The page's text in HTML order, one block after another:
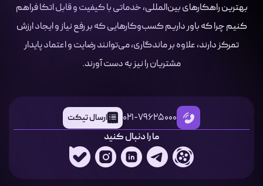
بهترین راهکارهای بین‌المللی، خدماتی با کیفیت و قابل اتکا فراهم
کنیم چرا که باور داریم کسب‌وکارهایی که بر رفع نیاز و ایجاد ارزش
تمرکز دارند، علاوه بر ماندگاری، می‌توانند رضایت و اعتماد پایدار
مشتریان را نیز به دست آورند.
021-79625000 ارسال تیکت
ما را دنبال کنید